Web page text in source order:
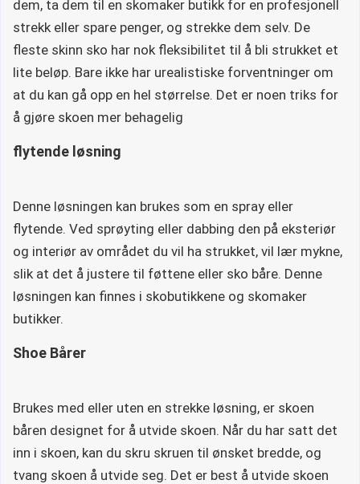
dem, ta dem til en skomaker butikk for en profesjonell
strekk eller spare penger, og strekke dem selv. De
fleste skinn sko har nok fleksibilitet til å bli strukket et
lite beløp. Bare ikke har urealistiske forventninger om
at du kan gå opp en hel størrelse. Det er noen triks for
å gjøre skoen mer behagelig
flytende løsning
Denne løsningen kan brukes som en spray eller
flytende. Ved sprøyting eller dabbing den på eksteriør
og interiør av området du vil ha strukket, vil lær mykne,
slik at det å justere til føttene eller sko båre. Denne
løsningen kan finnes i skobutikkene og skomaker
butikker.
Shoe Bårer
Brukes med eller uten en strekke løsning, er skoen
båren designet for å utvide skoen. Når du har satt det
inn i skoen, kan du skru skruen til ønsket bredde, og
tvang skoen å utvide seg. Det er best å utvide skoen